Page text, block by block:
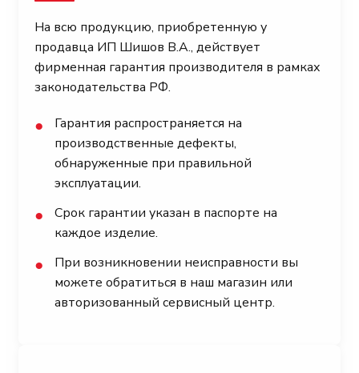
На всю продукцию, приобретенную у
продавца ИП Шишов В.А., действует
фирменная гарантия производителя в рамках
законодательства РФ.
●
Гарантия распространяется на
производственные дефекты,
обнаруженные при правильной
эксплуатации.
●
Срок гарантии указан в паспорте на
каждое изделие.
●
При возникновении неисправности вы
можете обратиться в наш магазин или
авторизованный сервисный центр.